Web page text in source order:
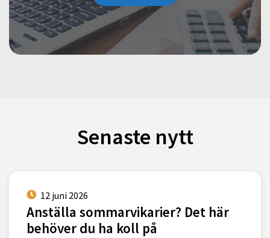
Senaste nytt
12 juni 2026
Anställa sommarvikarier? Det här
behöver du ha koll på